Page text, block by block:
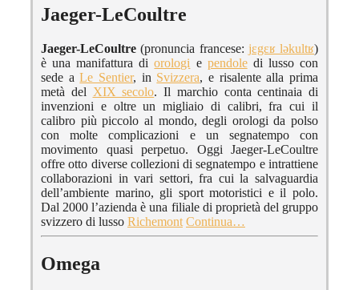
Jaeger-LeCoultre
Jaeger-LeCoultre (pronuncia francese: jɛgɛʁ ləkultʁ)
è una manifattura diorologi e pendoledi lusso con
sede aLe Sentier, in Svizzera, e risalente alla prima
metà del XIX secolo. Il marchio conta centinaia di
invenzioni e oltre un migliaio di calibri, fra cui il
calibro più piccolo al mondo, degli orologi da polso
con molte complicazioni e un segnatempo con
movimento quasi perpetuo. Oggi Jaeger-LeCoultre
offre otto diverse collezioni di segnatempo e intrattiene
collaborazioni in vari settori, fra cui la salvaguardia
dell’ambiente marino, gli sport motoristici e il polo.
Dal 2000 l’azienda è una filiale di proprietà del gruppo
svizzero di lusso Richemont Continua…
Omega